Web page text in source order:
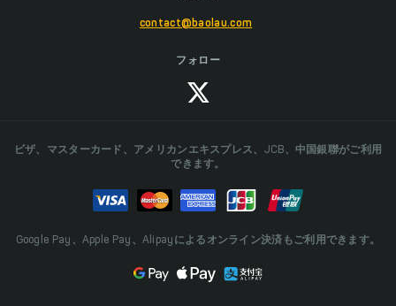
contact@baolau.com
フォロー
ビザ、マスターカード、アメリカンエキスプレス、JCB、中国銀聯がご利用
できます。
Google Pay、Apple Pay、Alipayによるオンライン決済もご利用できます。